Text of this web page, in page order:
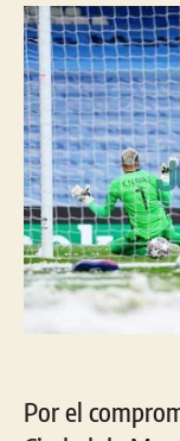
entrada
Por el